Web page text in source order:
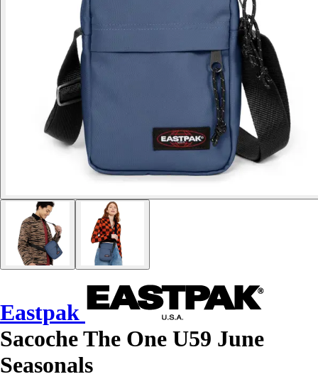
Eastpak
Sacoche The One U59 June
Seasonals